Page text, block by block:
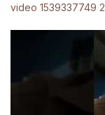
video 1539337749 2